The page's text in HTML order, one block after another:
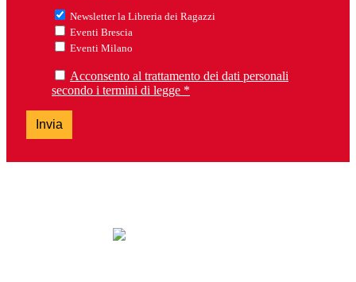
Newsletter la Libreria dei Ragazzi
Eventi Brescia
Eventi Milano
Acconsento al trattamento dei dati personali
secondo i termini di legge *
Invia